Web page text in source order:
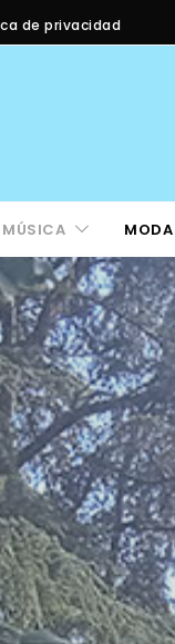
de privacidad
MÚSICA MODA